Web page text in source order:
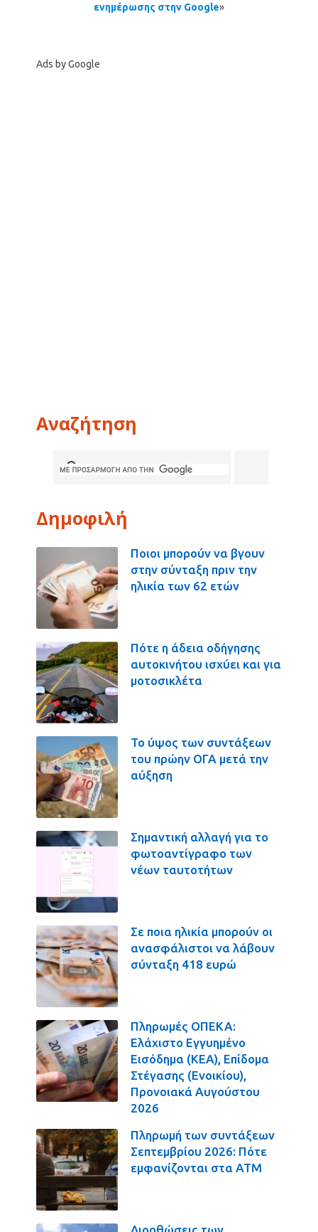
ενημέρωσης στην Google»
Ads by Google
Αναζήτηση
Δημοφιλή
Ποιοι μπορούν να βγουν
στην σύνταξη πριν την
ηλικία των 62 ετών
Πότε η άδεια οδήγησης
αυτοκινήτου ισχύει και για
μοτοσικλέτα
Το ύψος των συντάξεων
του πρώην ΟΓΑ μετά την
αύξηση
Σημαντική αλλαγή για το
φωτοαντίγραφο των
νέων ταυτοτήτων
Σε ποια ηλικία μπορούν οι
ανασφάλιστοι να λάβουν
σύνταξη 418 ευρώ
Πληρωμές ΟΠΕΚΑ:
Ελάχιστο Εγγυημένο
Εισόδημα (ΚΕΑ), Επίδομα
Στέγασης (Ενοικίου),
Προνοιακά Αυγούστου
2026
Πληρωμή των συντάξεων
Σεπτεμβρίου 2026: Πότε
εμφανίζονται στα ΑΤΜ
Διορθώσεις των